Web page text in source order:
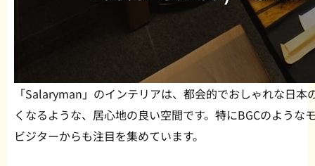
「Salaryman」のインテリアは、都会的でおしゃれな日
くなるような、居心地の良い空間です。特にBGCのよう
ビジターからも注目を集めています。